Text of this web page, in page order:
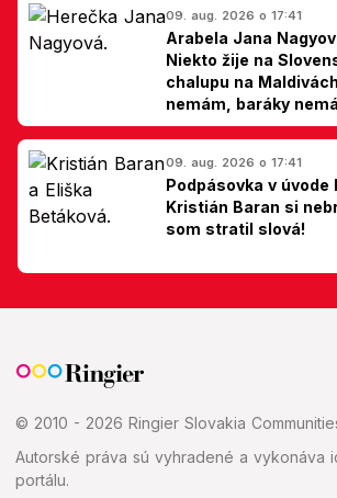
09. aug. 2026 o 17:41
Arabela Jana
Niekto žije na
chalupu na
nemám, baráky
Slovákom
09. aug. 2026 o 17:41
Podpásovka v úvode
Kristián Baran si
som stratil slová!
© 2010 - 2026 Ringier Slovakia
Autorské práva sú vyhradené a vykonáva
portálu.